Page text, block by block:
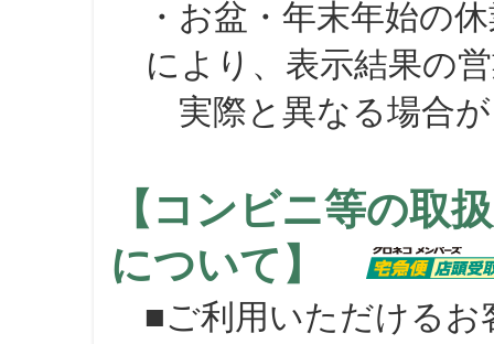
・お盆・年末年始の
により、表示結果の
実際と異なる場合が
【コンビニ等の取
について】
■ご利用いただけるお